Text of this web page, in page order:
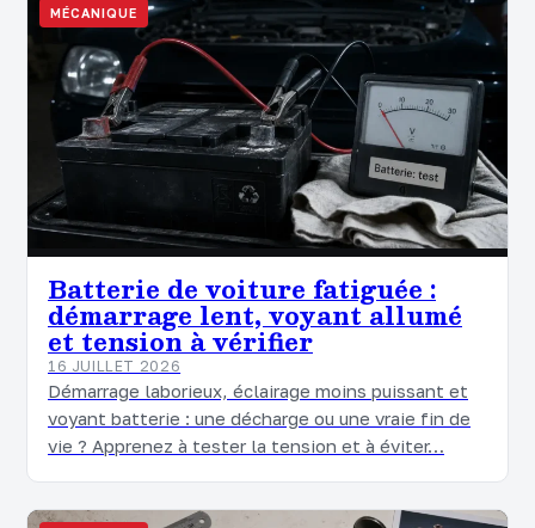
MÉCANIQUE
Batterie de voiture fatiguée :
démarrage lent, voyant allumé
et tension à vérifier
16 JUILLET 2026
Démarrage laborieux, éclairage moins puissant et
voyant batterie : une décharge ou une vraie fin de
vie ? Apprenez à tester la tension et à éviter…